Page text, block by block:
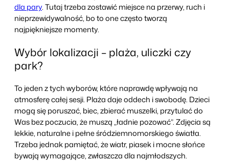
dla pary. Tutaj trzeba zostawić miejsce na przerwy, ruch i
nieprzewidywalność, bo to one często tworzą
najpiękniejsze momenty.
Wybór lokalizacji – plaża, uliczki czy
park?
To jeden z tych wyborów, które naprawdę wpływają na
atmosferę całej sesji. Plaża daje oddech i swobodę. Dzieci
mogą się poruszać, biec, zbierać muszelki, przytulać do
Was bez poczucia, że muszą „ładnie pozować”. Zdjęcia są
lekkie, naturalne i pełne śródziemnomorskiego światła.
Trzeba jednak pamiętać, że wiatr, piasek i mocne słońce
bywają wymagające, zwłaszcza dla najmłodszych.